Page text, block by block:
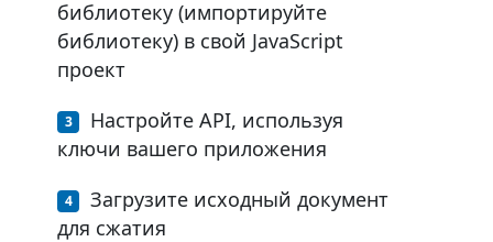
библиотеку (импортируйте
библиотеку) в свой JavaScript
проект
Настройте API, используя
ключи вашего приложения
Загрузите исходный документ
для сжатия